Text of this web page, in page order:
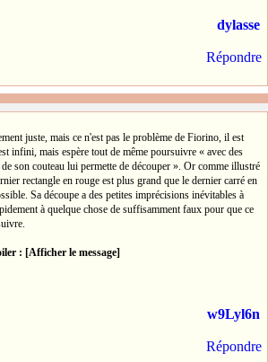
dylasse
Répondre
juste, mais ce n'est pas le problème de Fiorino, il est
infini, mais espère tout de même poursuivre « avec des
son couteau lui permette de découper ». Or comme illustré
rectangle en rouge est plus grand que le dernier carré en
Sa découpe a des petites imprécisions inévitables à
à quelque chose de suffisamment faux pour que ce
: [Afficher le message]
w9Lyl6n
Répondre